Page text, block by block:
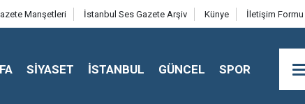
Manşetleri İstanbul Ses Gazete Arşiv Künye İletişim Formu
SİYASET İSTANBUL GÜNCEL SPOR